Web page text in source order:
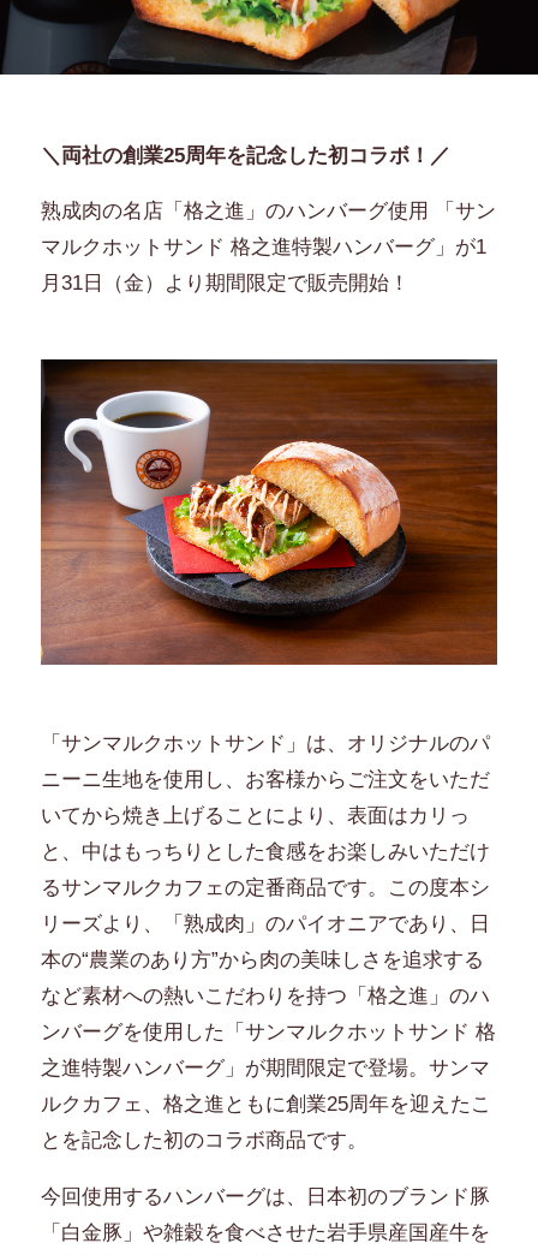
＼両社の創業25周年を記念した初コラボ！／
熟成肉の名店「格之進」のハンバーグ使用 「サン
マルクホットサンド 格之進特製ハンバーグ」が1
月31日（金）より期間限定で販売開始！
「サンマルクホットサンド」は、オリジナルのパ
ニーニ生地を使用し、お客様からご注文をいただ
いてから焼き上げることにより、表面はカリっ
と、中はもっちりとした食感をお楽しみいただけ
るサンマルクカフェの定番商品です。この度本シ
リーズより、「熟成肉」のパイオニアであり、日
本の“農業のあり方”から肉の美味しさを追求する
など素材への熱いこだわりを持つ「格之進」のハ
ンバーグを使用した「サンマルクホットサンド 格
之進特製ハンバーグ」が期間限定で登場。サンマ
ルクカフェ、格之進ともに創業25周年を迎えたこ
とを記念した初のコラボ商品です。
今回使用するハンバーグは、日本初のブランド豚
「白金豚」や雑穀を食べさせた岩手県産国産牛を